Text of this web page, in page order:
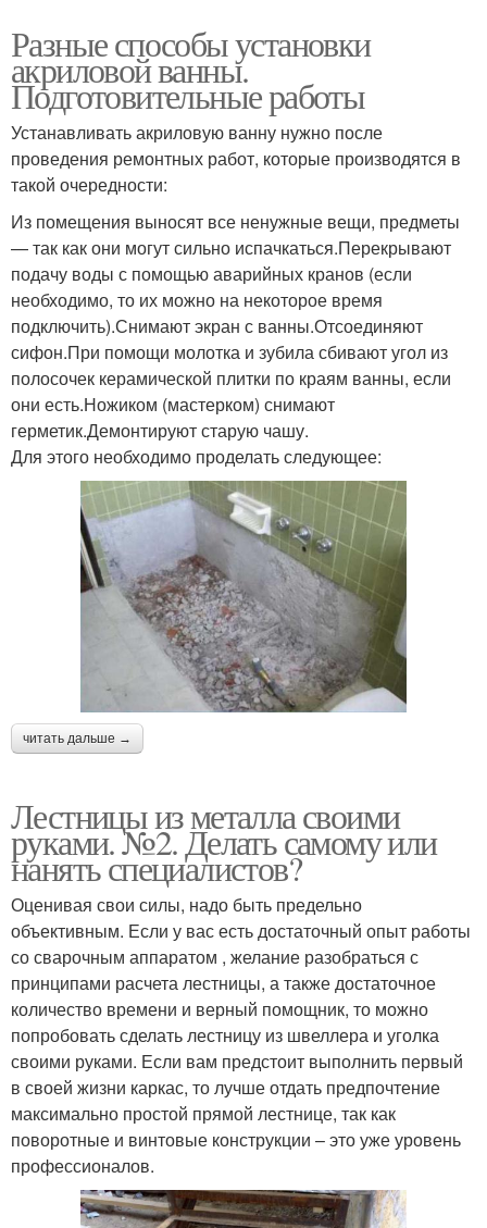
Разные способы установки
акриловой ванны.
Подготовительные работы
Устанавливать акриловую ванну нужно после
проведения ремонтных работ, которые производятся в
такой очередности:
Из помещения выносят все ненужные вещи, предметы
— так как они могут сильно испачкаться.Перекрывают
подачу воды с помощью аварийных кранов (если
необходимо, то их можно на некоторое время
подключить).Снимают экран с ванны.Отсоединяют
сифон.При помощи молотка и зубила сбивают угол из
полосочек керамической плитки по краям ванны, если
они есть.Ножиком (мастерком) снимают
герметик.Демонтируют старую чашу.
Для этого необходимо проделать следующее:
читать дальше →
Лестницы из металла своими
руками. №2. Делать самому или
нанять специалистов?
Оценивая свои силы, надо быть предельно
объективным. Если у вас есть достаточный опыт работы
со сварочным аппаратом , желание разобраться с
принципами расчета лестницы, а также достаточное
количество времени и верный помощник, то можно
попробовать сделать лестницу из швеллера и уголка
своими руками. Если вам предстоит выполнить первый
в своей жизни каркас, то лучше отдать предпочтение
максимально простой прямой лестнице, так как
поворотные и винтовые конструкции – это уже уровень
профессионалов.